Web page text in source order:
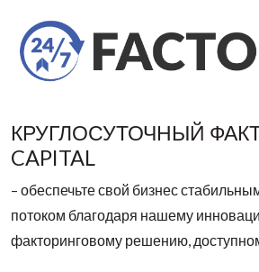
КРУГЛОСУТОЧНЫЙ
CAPITAL
– обеспечьте свой бизнес
потоком благодаря нашему
факторинговому решению,